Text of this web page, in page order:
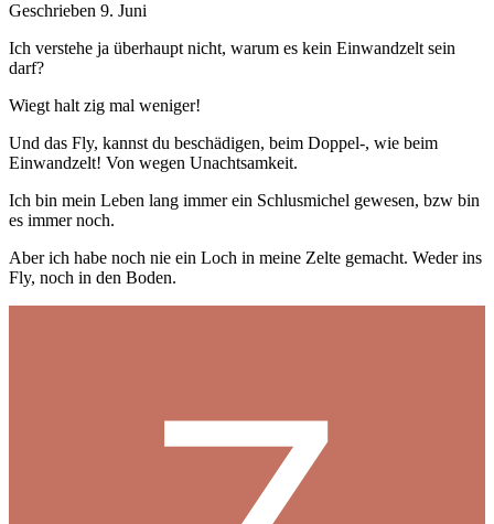
Geschrieben 9. Juni
Ich verstehe ja überhaupt nicht, warum es kein Einwandzelt sein
darf?
Wiegt halt zig mal weniger!
Und das Fly, kannst du beschädigen, beim Doppel-, wie beim
Einwandzelt! Von wegen Unachtsamkeit.
Ich bin mein Leben lang immer ein Schlusmichel gewesen, bzw bin
es immer noch.
Aber ich habe noch nie ein Loch in meine Zelte gemacht. Weder ins
Fly, noch in den Boden.